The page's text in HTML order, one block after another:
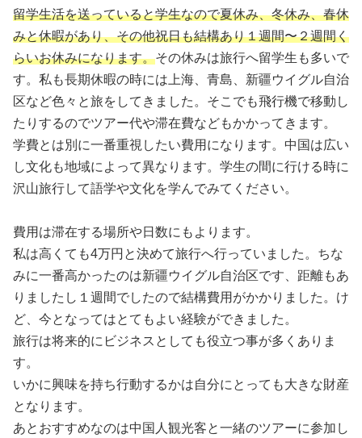
留学生活を送っていると学生なので夏休み、冬休み、春休
みと休暇があり、その他祝日も結構あり１週間〜２週間く
らいお休みになります。その休みは旅行へ留学生も多いで
す。私も長期休暇の時には上海、青島、新疆ウイグル自治
区など色々と旅をしてきました。そこでも飛行機で移動し
たりするのでツアー代や滞在費などもかかってきます。
学費とは別に一番重視したい費用になります。中国は広い
し文化も地域によって異なります。学生の間に行ける時に
沢山旅行して語学や文化を学んでみてください。
費用は滞在する場所や日数にもよります。
私は高くても4万円と決めて旅行へ行っていました。ちな
みに一番高かったのは新疆ウイグル自治区です、距離もあ
りましたし１週間でしたので結構費用がかかりました。け
ど、今となってはとてもよい経験ができました。
旅行は将来的にビジネスとしても役立つ事が多くありま
す。
いかに興味を持ち行動するかは自分にとっても大きな財産
となります。
あとおすすめなのは中国人観光客と一緒のツアーに参加し